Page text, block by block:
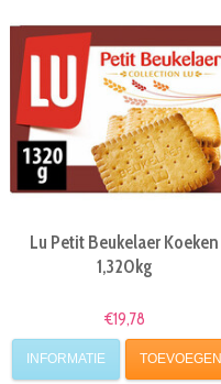
Lu Petit Beukelaer Koeken
1,320kg
€19,78
INFORMATIE TOEVOEGEN